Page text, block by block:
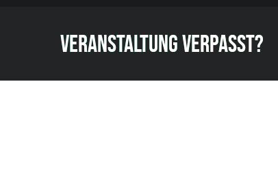
VERANSTALTUNG VERPASST?